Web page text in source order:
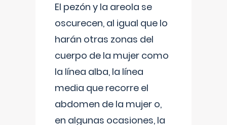
El pezón y la areola se
oscurecen, al igual que lo
harán otras zonas del
cuerpo de la mujer como
la línea alba, la línea
media que recorre el
abdomen de la mujer o,
en algunas ocasiones, la